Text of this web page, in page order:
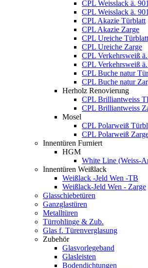
CPL Weisslack ä.
CPL Weisslack ä.
CPL Akazie Türblatt
CPL Akazie Zarge
CPL Ureiche Türblatt
CPL Ureiche Zarge
CPL Verkehrsweiß
CPL Verkehrsweiß
CPL Buche natur
CPL Buche natur
Herholz Renovierung
CPL Brilliantweiss
CPL Brilliantweiss
Mosel
CPL Polarweiß
CPL Polarweiß
Innentüren Furniert
HGM
White Line (Weiss-
Innentüren Weißlack
Weißlack -Jeld Wen -TB
Weißlack-Jeld Wen - Zarge
Glasschiebetüren
Ganzglastüren
Metalltüren
Türrohlinge & Zub.
Glas f. Türenverglasung
Zubehör
Glasvorlegeband
Glasleisten
Bodendichtungen